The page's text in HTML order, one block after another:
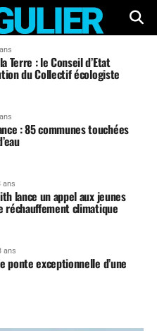
Terre : le Conseil d’Etat
du Collectif écologiste
: 85 communes touchées
ans
lance un appel aux jeunes
réchauffement climatique
ans
ponte exceptionnelle d’une